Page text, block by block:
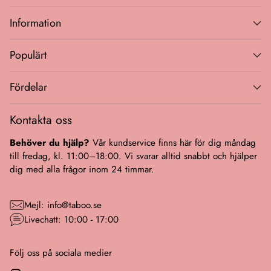
Information
Populärt
Fördelar
Kontakta oss
Behöver du hjälp? Vår kundservice finns här för dig måndag
till fredag, kl. 11:00–18:00. Vi svarar alltid snabbt och hjälper
dig med alla frågor inom 24 timmar.
Mejl: info@taboo.se
Livechatt: 10:00 - 17:00
Följ oss på sociala medier